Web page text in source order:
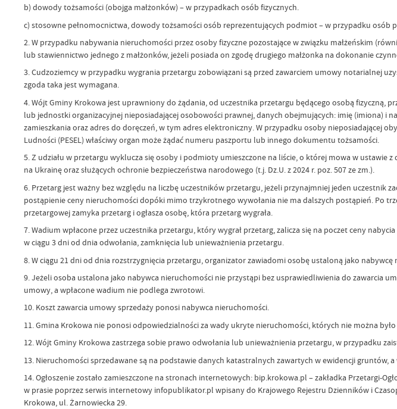
b) dowody tożsamości (obojga małżonków) – w przypadkach osób fizycznych.
c) stosowne pełnomocnictwa, dowody tożsamości osób reprezentujących podmiot – w przypadku osób
2. W przypadku nabywania nieruchomości przez osoby fizyczne pozostające w związku małżeńskim
lub stawiennictwo jednego z małżonków, jeżeli posiada on zgodę drugiego małżonka na dokonanie
3. Cudzoziemcy w przypadku wygrania przetargu zobowiązani są przed zawarciem umowy notarialnej
zgoda taka jest wymagana.
4. Wójt Gminy Krokowa jest uprawniony do żądania, od uczestnika przetargu będącego osobą
lub jednostki organizacyjnej nieposiadającej osobowości prawnej, danych obejmujących: imię (imiona) i
zamieszkania oraz adres do doręczeń, w tym adres elektroniczny. W przypadku osoby nieposiadającej
Ludności (PESEL) właściwy organ może żądać numeru paszportu lub innego dokumentu tożsamości.
5. Z udziału w przetargu wyklucza się osoby i podmioty umieszczone na liście, o której mowa w ustawie
na Ukrainę oraz służących ochronie bezpieczeństwa narodowego (t.j. Dz.U. z 2024 r. poz. 507 ze zm.).
6. Przetarg jest ważny bez względu na liczbę uczestników przetargu, jeżeli przynajmniej jeden uczestnik
postąpienie ceny nieruchomości dopóki mimo trzykrotnego wywołania nie ma dalszych postąpień. Po
przetargowej zamyka przetarg i ogłasza osobę, która przetarg wygrała.
7. Wadium wpłacone przez uczestnika przetargu, który wygrał przetarg, zalicza się na poczet ceny
w ciągu 3 dni od dnia odwołania, zamknięcia lub unieważnienia przetargu.
8. W ciągu 21 dni od dnia rozstrzygnięcia przetargu, organizator zawiadomi osobę ustaloną jako
9. Jeżeli osoba ustalona jako nabywca nieruchomości nie przystąpi bez usprawiedliwienia do zawarcia
umowy, a wpłacone wadium nie podlega zwrotowi.
10. Koszt zawarcia umowy sprzedaży ponosi nabywca nieruchomości.
11. Gmina Krokowa nie ponosi odpowiedzialności za wady ukryte nieruchomości, których nie można
12. Wójt Gminy Krokowa zastrzega sobie prawo odwołania lub unieważnienia przetargu, w przypadku
13. Nieruchomości sprzedawane są na podstawie danych katastralnych zawartych w ewidencji
14. Ogłoszenie zostało zamieszczone na stronach internetowych: bip.krokowa.pl – zakładka Przetargi-
w prasie poprzez serwis internetowy infopublikator.pl wpisany do Krajowego Rejestru Dzienników i
Krokowa, ul. Żarnowiecka 29.